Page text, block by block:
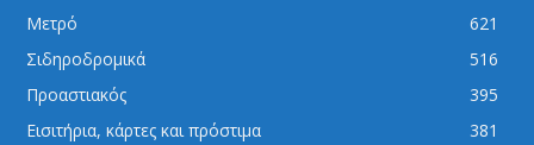
Μετρό
621
Σιδηροδρομικά
516
Προαστιακός
395
Εισιτήρια, κάρτες και πρόστιμα
381